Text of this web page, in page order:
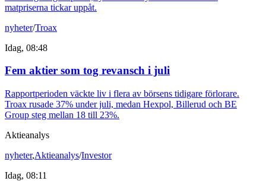
matpriserna tickar uppåt.
nyheter/Troax
Idag, 08:48
Fem aktier som tog revansch i juli
Rapportperioden väckte liv i flera av börsens tidigare förlorare.
Troax rusade 37% under juli, medan Hexpol, Billerud och BE
Group steg mellan 18 till 23%.
Aktieanalys
nyheter,Aktieanalys/Investor
Idag, 08:11